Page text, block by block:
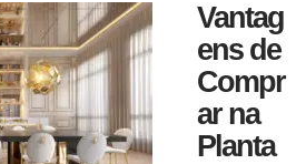
Vantag
ens de
Compr
ar na
Planta